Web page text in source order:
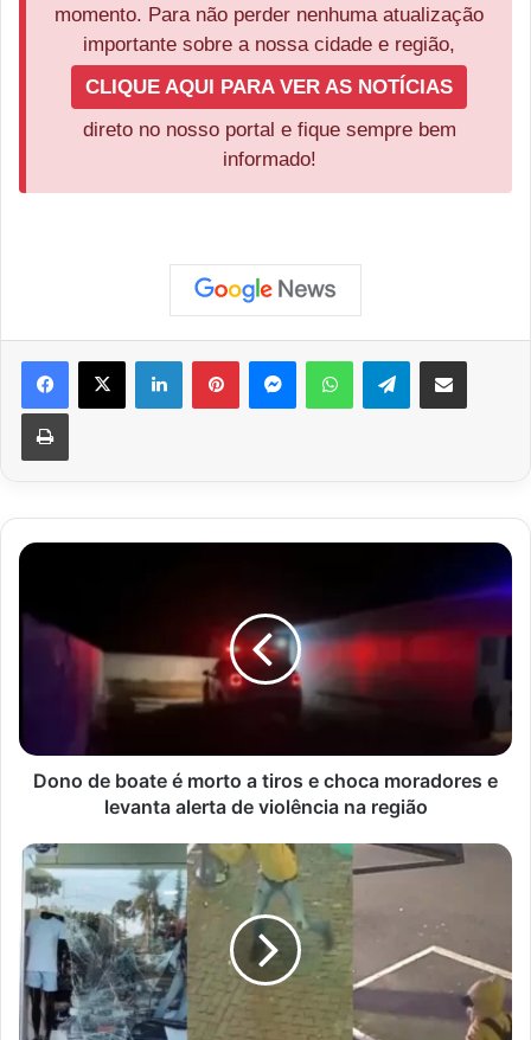
momento. Para não perder nenhuma atualização
importante sobre a nossa cidade e região,
CLIQUE AQUI PARA VER AS NOTÍCIAS
direto no nosso portal e fique sempre bem
informado!
Facebook
X LinkedinPinterestMessengerWhatsAppTelegramCompartilhar via e-mail
Imprimir
Dono
choca
moradores
alerta
de
violência
na
região
Dono de boate é morto a tiros e choca moradores e
levanta alerta de violência na região
Onda
de
arrombamentos
atinge
Centro
de
Apucarana;